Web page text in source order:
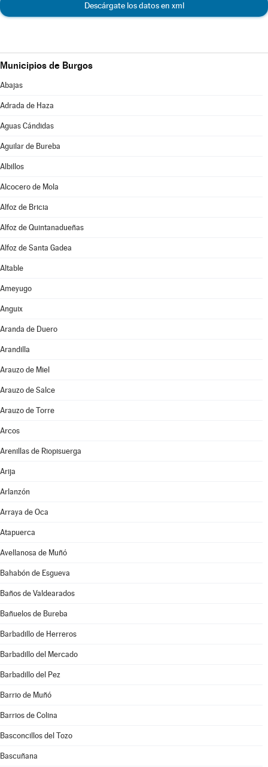
Descárgate los datos en xml
Municipios de Burgos
Abajas
Adrada de Haza
Aguas Cándidas
Aguilar de Bureba
Albillos
Alcocero de Mola
Alfoz de Bricia
Alfoz de Quintanadueñas
Alfoz de Santa Gadea
Altable
Ameyugo
Anguix
Aranda de Duero
Arandilla
Arauzo de Miel
Arauzo de Salce
Arauzo de Torre
Arcos
Arenillas de Riopisuerga
Arija
Arlanzón
Arraya de Oca
Atapuerca
Avellanosa de Muñó
Bahabón de Esgueva
Baños de Valdearados
Bañuelos de Bureba
Barbadillo de Herreros
Barbadillo del Mercado
Barbadillo del Pez
Barrio de Muñó
Barrios de Colina
Basconcillos del Tozo
Bascuñana